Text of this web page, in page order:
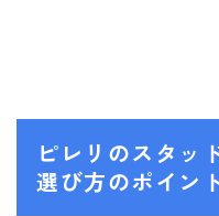
VOLCOM
ピレリのスタッ
選び方のポイン